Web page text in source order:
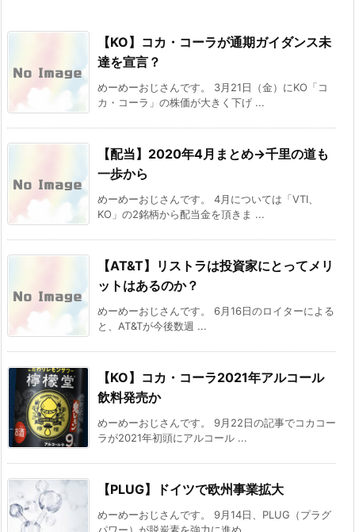
【KO】コカ・コーラが通期ガイダンス未
達を宣言？
めーめーおじさんです。 3月21日（金）にKO「コ
カ・コーラ」の株価が大きく下げ ...
【配当】2020年4月まとめ→千里の道も
一歩から
めーめーおじさんです。 4月については「VTI、
KO」の2銘柄から配当金を頂きま ...
【AT&T】リストラは投資家にとってメリ
ットはあるのか？
めーめーおじさんです。 6月16日のロイターによる
と、AT&Tが今後数週 ...
【KO】コカ・コーラ2021年アルコール
飲料発売か
めーめーおじさんです。 9月22日の記事でコカコー
ラが2021年初頭にアルコール ...
【PLUG】ドイツで欧州事業拡大
めーめーおじさんです。 9月14日、PLUG（プラグ